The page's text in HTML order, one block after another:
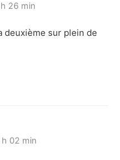
26 min
deuxième sur plein de
02 min